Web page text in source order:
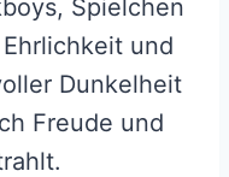
Spielchen
und
Dunkelheit
Freude und